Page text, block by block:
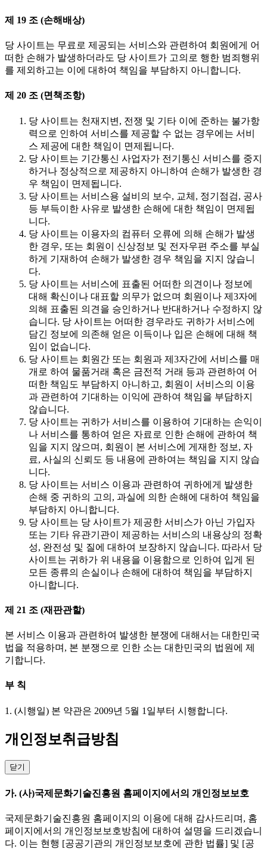
제 19 조 (손해배상)
당 사이트는 무료로 제공되는 서비스와 관련하여 회원에게 어
떠한 손해가 발생하더라도 당 사이트가 고의로 행한 범죄행위
를 제외하고는 이에 대하여 책임을 부담하지 아니합니다.
제 20 조 (면책조항)
당 사이트는 천재지변, 전쟁 및 기타 이에 준하는 불가항
력으로 인하여 서비스를 제공할 수 없는 경우에는 서비
스 제공에 대한 책임이 면제됩니다.
당 사이트는 기간통신 사업자가 전기통신 서비스를 중지
하거나 정상적으로 제공하지 아니하여 손해가 발생한 경
우 책임이 면제됩니다.
당 사이트는 서비스용 설비의 보수, 교체, 정기점검, 공사
등 부득이한 사유로 발생한 손해에 대한 책임이 면제됩
니다.
당 사이트는 이용자의 컴퓨터 오류에 의해 손해가 발생
한 경우, 또는 회원이 신상정보 및 전자우편 주소를 부실
하게 기재하여 손해가 발생한 경우 책임을 지지 않습니
다.
당 사이트는 서비스에 표출된 어떠한 의견이나 정보에
대해 확신이나 대표할 의무가 없으며 회원이나 제3자에
의해 표출된 의견을 승인하거나 반대하거나 수정하지 않
습니다. 당 사이트는 어떠한 경우라도 귀하가 서비스에
담긴 정보에 의존해 얻은 이득이나 입은 손해에 대해 책
임이 없습니다.
당 사이트는 회원간 또는 회원과 제3자간에 서비스를 매
개로 하여 물품거래 혹은 금전적 거래 등과 관련하여 어
떠한 책임도 부담하지 아니하고, 회원이 서비스의 이용
과 관련하여 기대하는 이익에 관하여 책임을 부담하지
않습니다.
당 사이트는 귀하가 서비스를 이용하여 기대하는 손익이
나 서비스를 통하여 얻은 자료로 인한 손해에 관하여 책
임을 지지 않으며, 회원이 본 서비스에 게재한 정보, 자
료, 사실의 신뢰도 등 내용에 관하여는 책임을 지지 않습
니다.
당 사이트는 서비스 이용과 관련하여 귀하에게 발생한
손해 중 귀하의 고의, 과실에 의한 손해에 대하여 책임을
부담하지 아니합니다.
당 사이트는 당 사이트가 제공한 서비스가 아닌 가입자
또는 기타 유관기관이 제공하는 서비스의 내용상의 정확
성, 완전성 및 질에 대하여 보장하지 않습니다. 따라서 당
사이트는 귀하가 위 내용을 이용함으로 인하여 입게 된
모든 종류의 손실이나 손해에 대하여 책임을 부담하지
아니합니다.
제 21 조 (재판관할)
본 서비스 이용과 관련하여 발생한 분쟁에 대해서는 대한민국
법을 적용하며, 본 분쟁으로 인한 소는 대한민국의 법원에 제
기합니다.
부 칙
1. (시행일) 본 약관은 2009년 5월 1일부터 시행합니다.
개인정보취급방침
닫기
가. (사)국제문화기술진흥원 홈페이지에서의 개인정보보호
국제문화기술진흥원 홈페이지의 이용에 대해 감사드리며, 홈
페이지에서의 개인정보보호방침에 대하여 설명을 드리겠습니
다. 이는 현행 [공공기관의 개인정보보호에 관한 법률] 및 [공